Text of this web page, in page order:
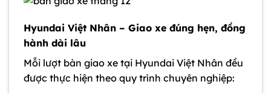
Hyundai Việt Nhân – Giao xe đúng hẹn, đồng
hành dài lâu
Mỗi lượt bàn giao xe tại Hyundai Việt Nhân đều
được thực hiện theo quy trình chuyên nghiệp: